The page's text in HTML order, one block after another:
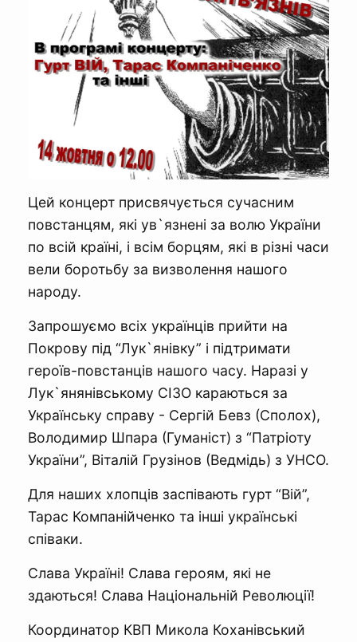
Цей концерт присвячується сучасним
повстанцям, які ув`язнені за волю України
по всій країні, і всім борцям, які в різні часи
вели боротьбу за визволення нашого
народу.
Запрошуємо всіх українців прийти на
Покрову під “Лук`янівку” і підтримати
героїв-повстанців нашого часу. Наразі у
Лук`янянівському СІЗО караються за
Українську справу - Сергій Бевз (Сполох),
Володимир Шпара (Гуманіст) з “Патріоту
України”, Віталій Грузінов (Ведмідь) з УНСО.
Для наших хлопців заспівають гурт “Вій”,
Тарас Компанійченко та інші українські
співаки.
Слава Україні! Слава героям, які не
здаються! Слава Національній Революції!
Координатор КВП Микола Коханівський